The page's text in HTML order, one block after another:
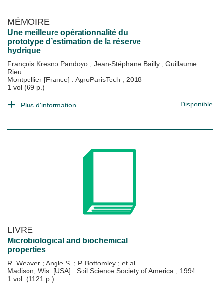
MÉMOIRE
Une meilleure opérationnalité du
prototype d’estimation de la réserve
hydrique
François Kresno Pandoyo ; Jean-Stéphane Bailly ; Guillaume
Rieu
Montpellier [France] : AgroParisTech ; 2018
1 vol (69 p.)
Plus d'information... Disponible
LIVRE
Microbiological and biochemical
properties
R. Weaver ; Angle S. ; P. Bottomley ; et al.
Madison, Wis. [USA] : Soil Science Society of America ; 1994
1 vol. (1121 p.)